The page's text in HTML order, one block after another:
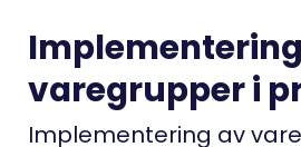
varegrupper i
Implementering av